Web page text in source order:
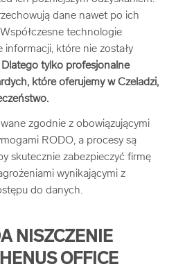
dane nawet po ich
technologie
informacji, które nie zostały
Dlatego tylko profesjonalne
które oferujemy w Czeladzi,
zgodnie z obowiązującymi
RODO, a procesy są
skutecznie zabezpieczyć firmę
wynikającymi z
do danych.
NISZCZENIE
OFFICE